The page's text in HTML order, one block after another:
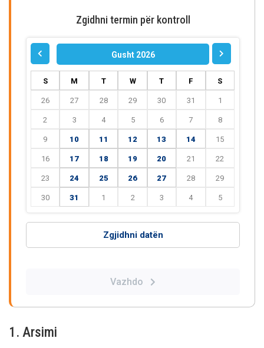
Zgidhni termin për kontroll
Gusht 2026
S M T W T F S
26 27 28 29 30 31 1
2 3 4 5 6 7 8
9 10 11 12 13 14 15
16 17 18 19 20 21 22
23 24 25 26 27 28 29
30 31 1 2 3 4 5
Zgjidhni datën
Vazhdo
1. Arsimi